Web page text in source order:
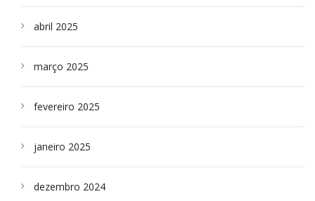
abril 2025
março 2025
fevereiro 2025
janeiro 2025
dezembro 2024